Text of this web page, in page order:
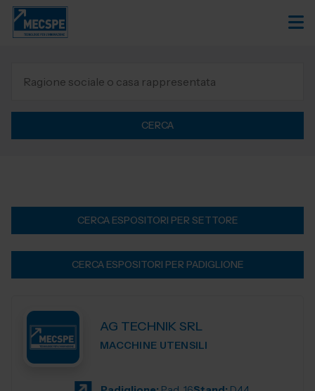
CERCA
CERCA ESPOSITORI PER SETTORE
CERCA ESPOSITORI PER PADIGLIONE
AG TECHNIK SRL
MACCHINE UTENSILI